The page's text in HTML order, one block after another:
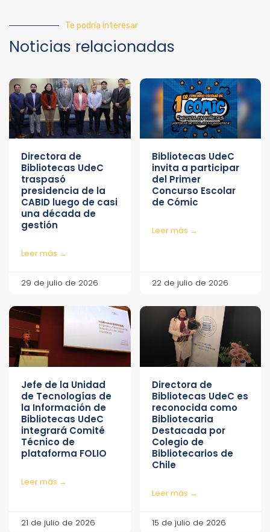
Te podría interesar
Noticias relacionadas
Directora de
Bibliotecas UdeC
traspasó
presidencia de la
CABID luego de casi
una década de
gestión
Leer más →
29 de julio de 2026
Bibliotecas UdeC
invita a participar
del Primer
Concurso Escolar
de Cómic
Leer más →
22 de julio de 2026
Jefe de la Unidad
de Tecnologías de
la Información de
Bibliotecas UdeC
integrará Comité
Técnico de
plataforma FOLIO
Leer más →
21 de julio de 2026
Directora de
Bibliotecas UdeC es
reconocida como
Bibliotecaria
Destacada por
Colegio de
Bibliotecarios de
Chile
Leer más →
15 de julio de 2026